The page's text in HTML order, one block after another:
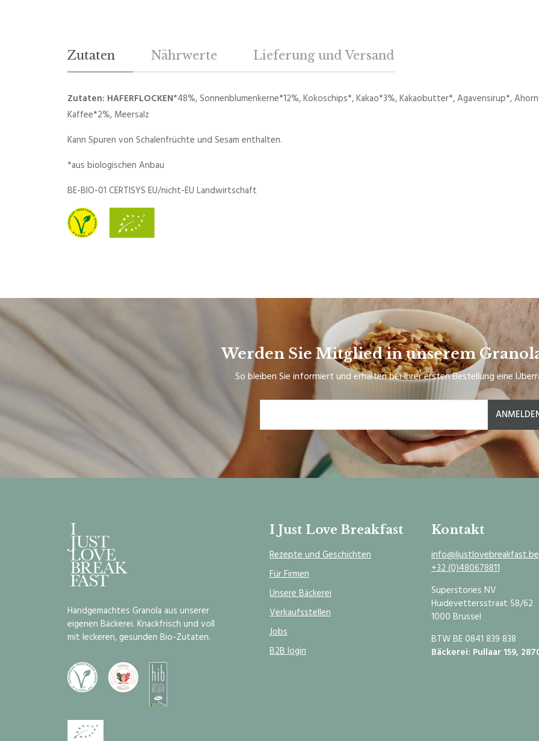
Zutaten Nährwerte Lieferung und Versand
Zutaten: HAFERFLOCKEN*48%, Sonnenblumenkerne*12%, Kokoschips*, Kakao*3%, Kakaobutter*, Agavensirup*,
Kaffee*2%, Meersalz
Kann Spuren von Schalenfrüchte und Sesam enthalten.
*aus biologischen Anbau
BE-BIO-01 CERTISYS EU/nicht-EU Landwirtschaft
Werden Sie Mitglied in unserem
So bleiben Sie informiert und erhalten bei Ihrer ersten Bestellung eine
Handgemachtes Granola aus unserer
eigenen Bäckerei. Knackfrisch und voll
mit leckeren, gesunden Bio-Zutaten.
I Just Love Breakfast
Rezepte und Geschichten
Für Firmen
Unsere Bäckerei
Verkaufsstellen
Jobs
B2B login
Kontakt
info@Ijustlovebreakfast.be
+32 (0)480678811
Superstories NV
Huidevettersstraat 58/62
1000 Brussel
BTW BE 0841 839 838
Bäckerei: Pullaar 159,